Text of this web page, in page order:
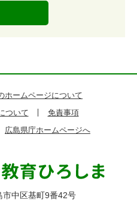
ホームページについて
ついて
免責事項
広島県庁ホームページへ
市中区基町9番42号